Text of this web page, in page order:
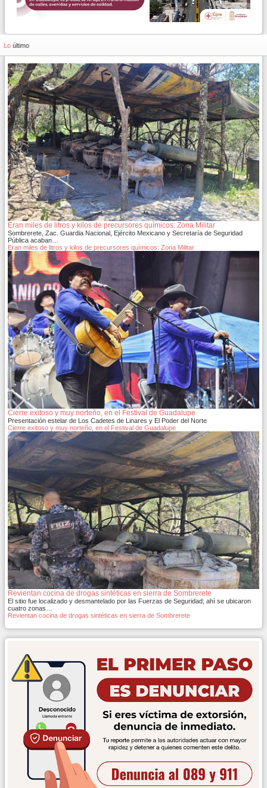
Lo último
Eran miles de litros y kilos de precursores químicos: Zona Militar
Sombrerete, Zac. Guardia Nacional, Ejército Mexicano y Secretaría de Seguridad
Pública acaban…
Eran miles de litros y kilos de precursores químicos: Zona Militar
Cierre exitoso y muy norteño, en el Festival de Guadalupe
Presentación estelar de Los Cadetes de Linares y El Poder del Norte
Cierre exitoso y muy norteño, en el Festival de Guadalupe
Revientan cocina de drogas sintéticas en sierra de Sombrerete
El sitio fue localizado y desmantelado por las Fuerzas de Seguridad; ahí se ubicaron
cuatro zonas…
Revientan cocina de drogas sintéticas en sierra de Sombrerete